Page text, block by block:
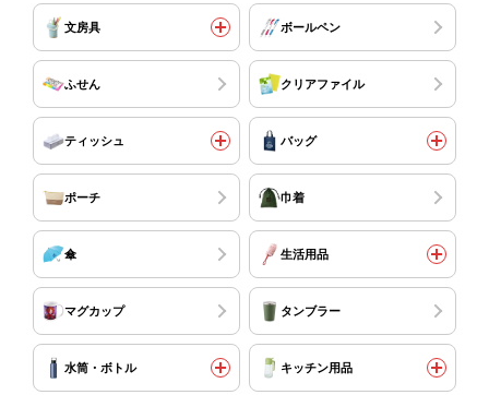
文房具 ボールペン
ふせん クリアファイル
ティッシュ バッグ
ポーチ 巾着
傘 生活用品
マグカップ タンブラー
水筒・ボトル キッチン用品